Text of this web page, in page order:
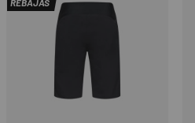
REBAJAS